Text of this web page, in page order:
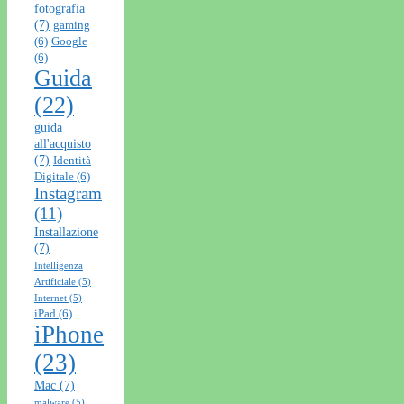
fotografia
(7) gaming
(6) Google
(6)
Guida
(22)
guida
all'acquisto
(7) Identità
Digitale (6)
Instagram
(11)
Installazione
(7)
Intelligenza
Artificiale (5)
Internet (5)
iPad (6)
iPhone
(23)
Mac (7)